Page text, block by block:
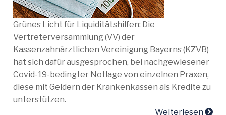
Grünes Licht für Liquiditätshilfen: Die
Vertreterversammlung (VV) der
Kassenzahnärztlichen Vereinigung Bayerns (KZVB)
hat sich dafür ausgesprochen, bei nachgewiesener
Covid-19-bedingter Notlage von einzelnen Praxen,
diese mit Geldern der Krankenkassen als Kredite zu
unterstützen.
Weiterlesen